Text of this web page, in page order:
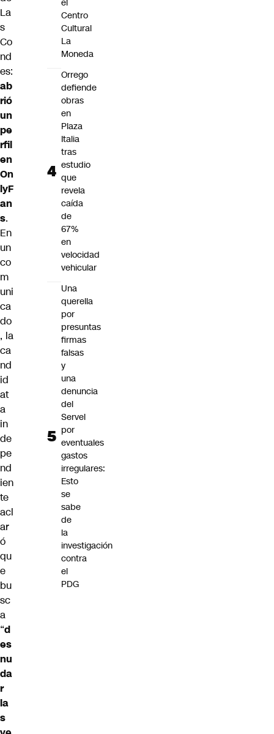
La
s
Co
nd
es:
ab
rió
un
pe
rfil
en
On
lyF
an
s.
En
un
co
m
uni
ca
do
, la
ca
nd
id
at
a
in
de
pe
nd
ien
te
acl
ar
ó
qu
e
bu
sc
a
“d
es
nu
da
r
la
s
el
Centro
Cultural
La
Moneda
Orrego
defiende
obras
en
Plaza
Italia
tras
estudio
que
revela
caída
de
67%
en
velocidad
vehicular
Una
querella
por
presuntas
firmas
falsas
y
una
denuncia
del
Servel
por
eventuales
gastos
irregulares:
Esto
se
sabe
de
la
investigación
contra
el
PDG